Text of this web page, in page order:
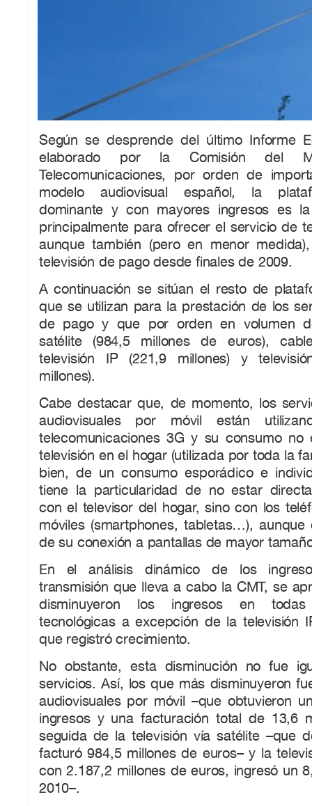
Según se desprende del último Informe
elaborado por la Comisión del
Telecomunicaciones, por orden de
modelo audiovisual español, la
dominante y con mayores ingresos es
principalmente para ofrecer el servicio de
aunque también (pero en menor
televisión de pago desde finales de 2009.
A continuación se sitúan el resto de
que se utilizan para la prestación de los
de pago y que por orden en volumen
satélite (984,5 millones de euros),
televisión IP (221,9 millones) y
millones).
Cabe destacar que, de momento, los
audiovisuales por móvil están
telecomunicaciones 3G y su consumo no
televisión en el hogar (utilizada por toda la
bien, de un consumo esporádico e
tiene la particularidad de no estar
con el televisor del hogar, sino con los
móviles (smartphones, tabletas…),
de su conexión a pantallas de mayor
En el análisis dinámico de los
transmisión que lleva a cabo la CMT, se
disminuyeron los ingresos en
tecnológicas a excepción de la televisión
que registró crecimiento.
No obstante, esta disminución no fue
servicios. Así, los que más disminuyeron
audiovisuales por móvil –que obtuvieron
ingresos y una facturación total de 13,6
seguida de la televisión vía satélite –que
facturó 984,5 millones de euros– y la
con 2.187,2 millones de euros, ingresó un
2010–.